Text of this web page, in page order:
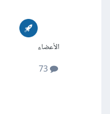
الأعضاء